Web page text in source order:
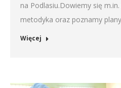
na Podlasiu.Dowiemy się
metodyka oraz poznamy
Więcej